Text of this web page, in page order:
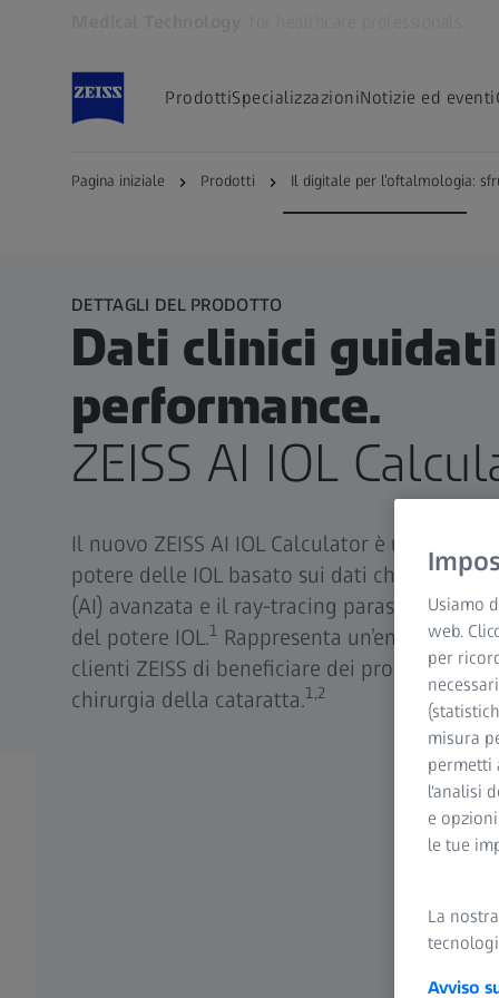
ProdottiSpecializzazioniNotizie ed eventi
Pagina iniziale Prodotti Il digitale per l’oftalmologia:
ZEISS EQ Workplace ZEISS AI IOL Calculator
DETTAGLI DEL PRODOTTO
Dati clinici
performance.
ZEISS AI IOL
Il nuovo ZEISS AI IOL Calculator è un
potere delle IOL basato sui dati che utilizza
(AI) avanzata e il ray-tracing parassiale per
del potere IOL.1 Rappresenta
clienti ZEISS di beneficiare dei progressi
chirurgia della cataratta.1,2
Usiamo
web.
per
misura
permetti
l'analisi
e
le tue
La nostra
Avviso